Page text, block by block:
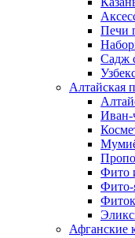
Печи
Садж
Алтайская
Иван-
Фито
Фито-
Афганские